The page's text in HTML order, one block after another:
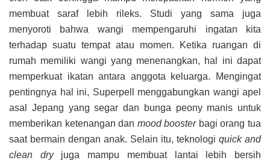
membuat saraf lebih rileks. Studi yang sama juga
menyoroti bahwa wangi mempengaruhi ingatan kita
terhadap suatu tempat atau momen. Ketika ruangan di
rumah memiliki wangi yang menenangkan, hal ini dapat
memperkuat ikatan antara anggota keluarga. Mengingat
pentingnya hal ini, Superpell menggabungkan wangi apel
asal Jepang yang segar dan bunga peony manis untuk
memberikan ketenangan dan mood booster bagi orang tua
saat bermain dengan anak. Selain itu, teknologi quick and
clean dry juga mampu membuat lantai lebih bersih